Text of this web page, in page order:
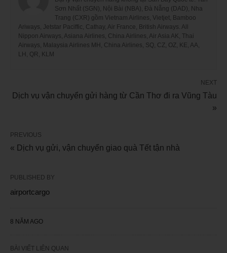
Sơn Nhất (SGN), Nội Bài (NBA), Đà Nẵng (DAD), Nha
Trang (CXR) gồm Vietnam Airlines, Vietjet, Bamboo
Ariways, Jetstar Paciffic, Cathay, Air France, British Airways. All
Nippon Airways, Asiana Airlines, China Airlines, Air Asia AK, Thai
Airways, Malaysia Airlines MH, China Airlines, SQ, CZ, OZ, KE, AA,
LH, QR, KLM
NEXT
Dịch vụ vận chuyển gửi hàng từ Cần Thơ đi ra Vũng Tàu
»
PREVIOUS
« Dịch vụ gửi, vận chuyển giao quà Tết tận nhà
PUBLISHED BY
airportcargo
8 NĂM AGO
BÀI VIẾT LIÊN QUAN